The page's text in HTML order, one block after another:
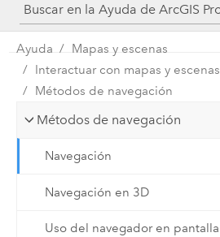
Ayuda
Mapas y escenas
Interactuar con mapas y escenas
Métodos de navegación
Métodos de navegación
Navegación
Navegación en 3D
Uso del navegador en pantalla